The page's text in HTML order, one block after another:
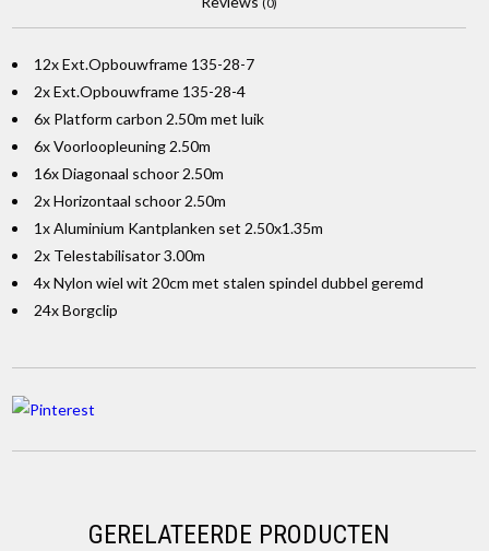
12x Ext.Opbouwframe 135-28-7
2x Ext.Opbouwframe 135-28-4
6x Platform carbon 2.50m met luik
6x Voorloopleuning 2.50m
16x Diagonaal schoor 2.50m
2x Horizontaal schoor 2.50m
1x Aluminium Kantplanken set 2.50x1.35m
2x Telestabilisator 3.00m
4x Nylon wiel wit 20cm met stalen spindel dubbel geremd
24x Borgclip
GERELATEERDE PRODUCTEN